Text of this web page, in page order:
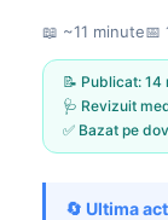
📖 ~11 minute📅
📝 Publicat: 14
🩺 Revizuit
✅ Bazat pe
🔄 Ultima